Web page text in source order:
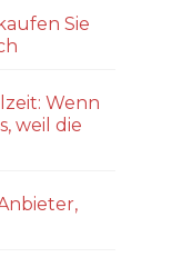
Sie
Wenn
weil die